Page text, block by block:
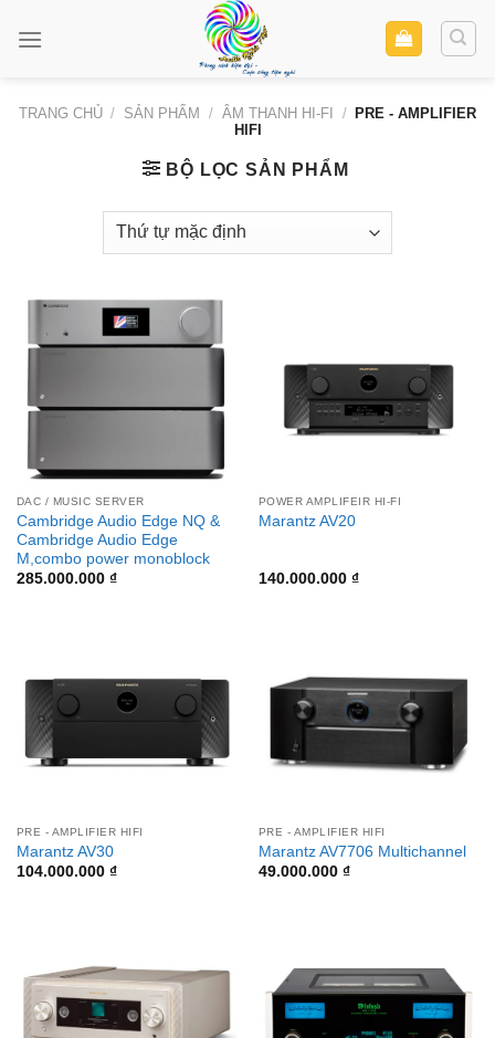
TRANG CHỦ / SẢN PHẨM / ÂM THANH HI-FI /
PRE - AMPLIFIER
HIFI
BỘ LỌC SẢN PHẨM
DAC / MUSIC SERVER
Cambridge Audio Edge NQ &
Cambridge Audio Edge
M,combo power monoblock
285.000.000 ₫
POWER AMPLIFEIR HI-FI
Marantz AV20
140.000.000 ₫
PRE - AMPLIFIER HIFI
Marantz AV30
104.000.000 ₫
PRE - AMPLIFIER HIFI
Marantz AV7706 Multichannel
49.000.000 ₫